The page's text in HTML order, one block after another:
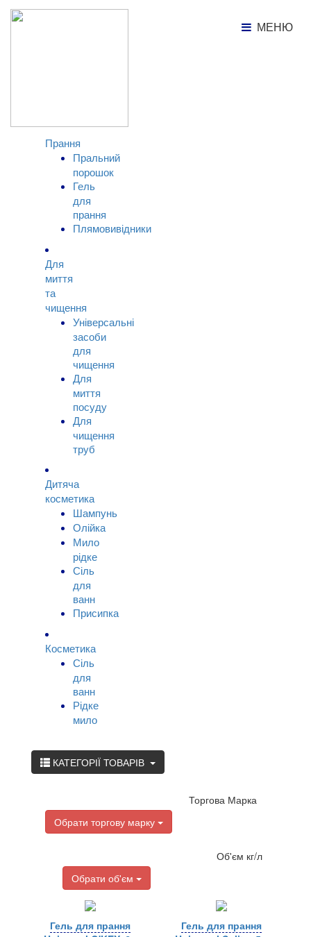
МЕНЮ
МЕНЮ
Каталог продукції
Прання
Пральний
порошок
Гель
для
прання
Плямовивідники
Для
миття
та
чищення
Універсальні
засоби
для
чищення
Для
миття
посуду
Для
чищення
труб
Дитяча
косметика
Шампунь
Олійка
Мило
рідке
Сіль
для
ванн
Присипка
Косметика
Сіль
для
ванн
Рідке
мило
КАТЕГОРІЇ ТОВАРІВ
Торгова Марка
Обрати торгову марку
Об'єм кг/л
Обрати об'єм
Гель для прання
Гель для прання